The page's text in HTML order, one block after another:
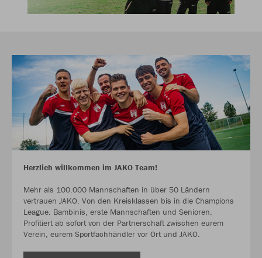
Herzlich willkommen im JAKO Team!
Mehr als 100.000 Mannschaften in über 50 Ländern
vertrauen JAKO. Von den Kreisklassen bis in die Champions
League. Bambinis, erste Mannschaften und Senioren.
Profitiert ab sofort von der Partnerschaft zwischen eurem
Verein, eurem Sportfachhändler vor Ort und JAKO.